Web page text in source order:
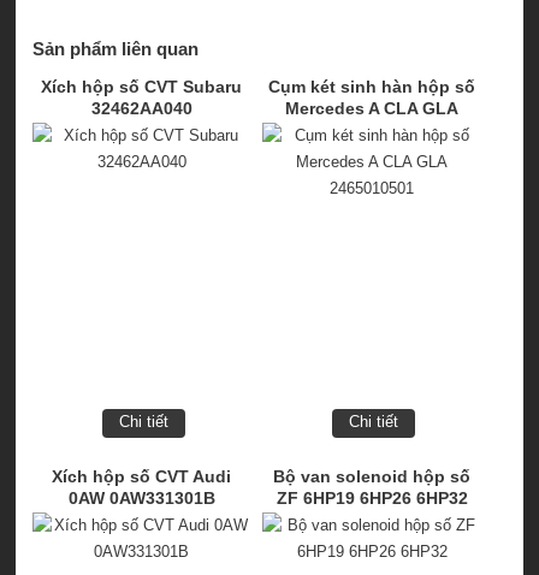
Sản phẩm liên quan
Xích hộp số CVT Subaru
32462AA040
Chi tiết
Cụm két sinh hàn hộp số
Mercedes A CLA GLA
2465010501
Chi tiết
Xích hộp số CVT Audi
0AW 0AW331301B
Bộ van solenoid hộp số
ZF 6HP19 6HP26 6HP32